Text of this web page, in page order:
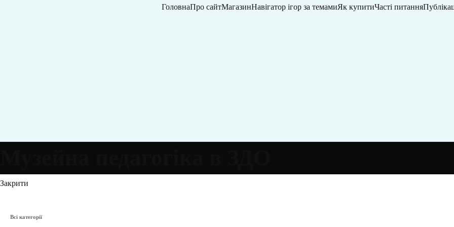
ГоловнаПро сайтМагазинНавігатор ігор за темамиЯк купитиЧасті питання
Закрити
Всі категорії